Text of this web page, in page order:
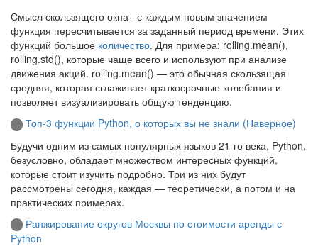
Смысл скользящего окна– с каждым новым значением
функция пересчитывается за заданный период времени. Этих
функций большое количество. Для примера: rolling.mean(),
rolling.std(), которые чаще всего и используют при анализе
движения акций. rolling.mean() — это обычная скользящая
средняя, которая сглаживает краткосрочные колебания и
позволяет визуализировать общую тенденцию.
Топ-3 функции Python, о которых вы не знали (Наверное)
Будучи одним из самых популярных языков 21-го века, Python,
безусловно, обладает множеством интересных функций,
которые стоит изучить подробно. Три из них будут
рассмотрены сегодня, каждая — теоретически, а потом и на
практических примерах.
Ранжирование округов Москвы по стоимости аренды с
Python